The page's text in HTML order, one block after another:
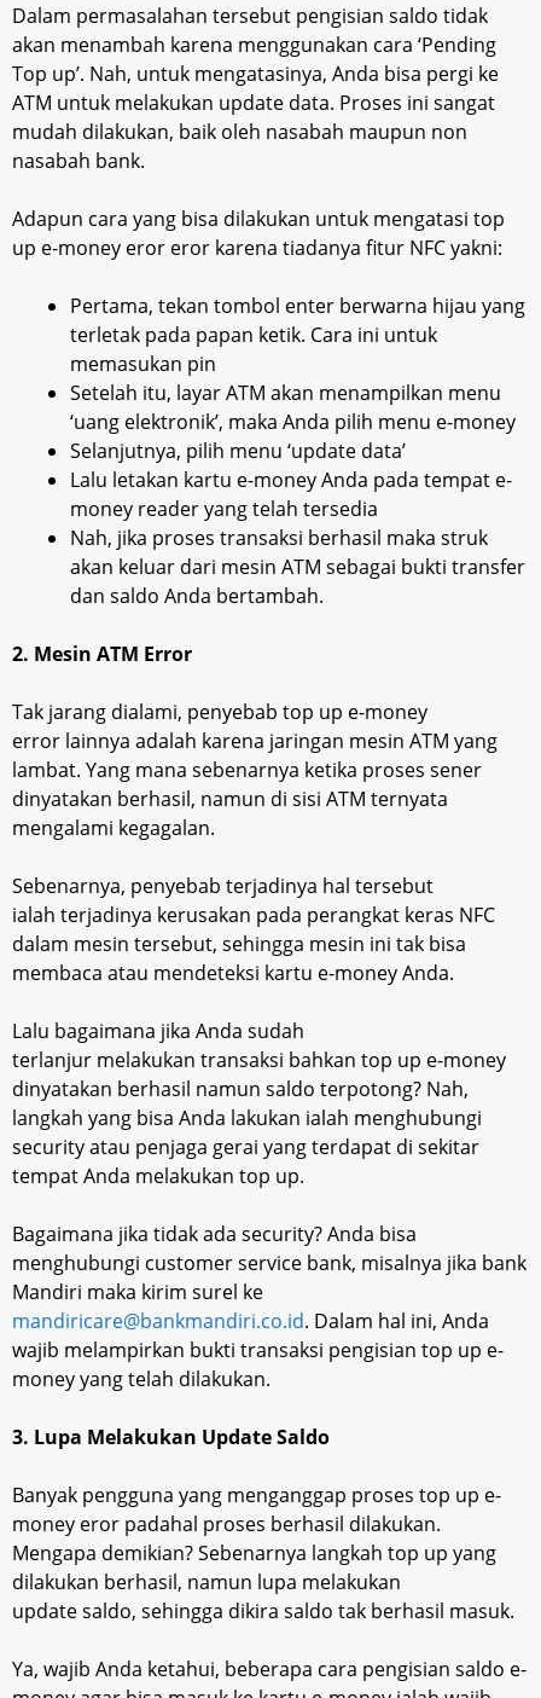
Dalam permasalahan tersebut pengisian saldo tidak
akan menambah karena menggunakan cara ‘Pending
Top up’. Nah, untuk mengatasinya, Anda bisa pergi ke
ATM untuk melakukan update data. Proses ini sangat
mudah dilakukan, baik oleh nasabah maupun non
nasabah bank.
Adapun cara yang bisa dilakukan untuk mengatasi top
up e-money eror eror karena tiadanya fitur NFC yakni:
Pertama, tekan tombol enter berwarna hijau yang
terletak pada papan ketik. Cara ini untuk
memasukan pin
Setelah itu, layar ATM akan menampilkan menu
‘uang elektronik’, maka Anda pilih menu e-money
Selanjutnya, pilih menu ‘update data’
Lalu letakan kartu e-money Anda pada tempat e-
money reader yang telah tersedia
Nah, jika proses transaksi berhasil maka struk
akan keluar dari mesin ATM sebagai bukti transfer
dan saldo Anda bertambah.
2. Mesin ATM Error
Tak jarang dialami, penyebab top up e-money
error lainnya adalah karena jaringan mesin ATM yang
lambat. Yang mana sebenarnya ketika proses sener
dinyatakan berhasil, namun di sisi ATM ternyata
mengalami kegagalan.
Sebenarnya, penyebab terjadinya hal tersebut
ialah terjadinya kerusakan pada perangkat keras NFC
dalam mesin tersebut, sehingga mesin ini tak bisa
membaca atau mendeteksi kartu e-money Anda.
Lalu bagaimana jika Anda sudah
terlanjur melakukan transaksi bahkan top up e-money
dinyatakan berhasil namun saldo terpotong? Nah,
langkah yang bisa Anda lakukan ialah menghubungi
security atau penjaga gerai yang terdapat di sekitar
tempat Anda melakukan top up.
Bagaimana jika tidak ada security? Anda bisa
menghubungi customer service bank, misalnya jika bank
Mandiri maka kirim surel ke
mandiricare@bankmandiri.co.id. Dalam hal ini, Anda
wajib melampirkan bukti transaksi pengisian top up e-
money yang telah dilakukan.
3. Lupa Melakukan Update Saldo
Banyak pengguna yang menganggap proses top up e-
money eror padahal proses berhasil dilakukan.
Mengapa demikian? Sebenarnya langkah top up yang
dilakukan berhasil, namun lupa melakukan
update saldo, sehingga dikira saldo tak berhasil masuk.
Ya, wajib Anda ketahui, beberapa cara pengisian saldo e-